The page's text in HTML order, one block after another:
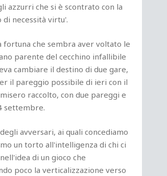
azzurri che si è scontrato con la
necessità virtu'.
fortuna che sembra aver voltato le
parente del cecchino infallibile
cambiare il destino di due gare,
il pareggio possibile di ieri con il
raccolto, con due pareggi e
settembre.
avversari, ai quali concediamo
un torto all'intelligenza di chi ci
di un gioco che
poco la verticalizzazione verso